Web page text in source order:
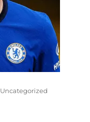
Categorías
Uncategorized